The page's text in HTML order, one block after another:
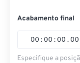
Acabamento final
00 : 00 : 00 . 00
Especifique a